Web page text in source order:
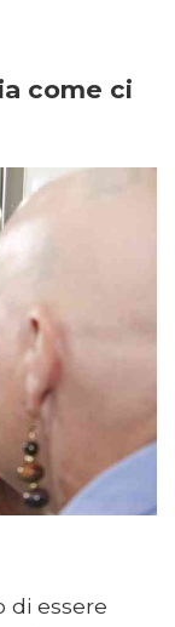
come ci
di essere